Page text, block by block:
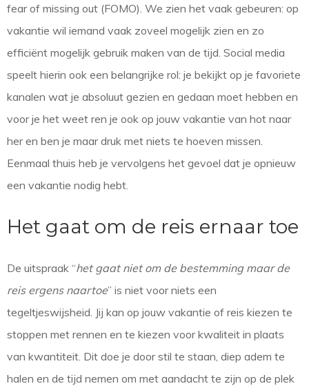
fear of missing out (FOMO). We zien het vaak gebeuren: op
vakantie wil iemand vaak zoveel mogelijk zien en zo
efficiënt mogelijk gebruik maken van de tijd. Social media
speelt hierin ook een belangrijke rol: je bekijkt op je favoriete
kanalen wat je absoluut gezien en gedaan moet hebben en
voor je het weet ren je ook op jouw vakantie van hot naar
her en ben je maar druk met niets te hoeven missen.
Eenmaal thuis heb je vervolgens het gevoel dat je opnieuw
een vakantie nodig hebt.
Het gaat om de reis ernaar toe
De uitspraak “het gaat niet om de bestemming maar de
reis ergens naartoe” is niet voor niets een
tegeltjeswijsheid. Jij kan op jouw vakantie of reis kiezen te
stoppen met rennen en te kiezen voor kwaliteit in plaats
van kwantiteit. Dit doe je door stil te staan, diep adem te
halen en de tijd nemen om met aandacht te zijn op de plek